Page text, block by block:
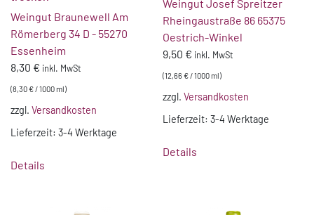
Weingut Braunewell Am
Römerberg 34 D - 55270
Essenheim
8,30 € inkl. MwSt
(8,30€/1000ml)
zzgl. Versandkosten
Lieferzeit: 3-4 Werktage
Details
Weingut Josef Spreitzer
Rheingaustraße 86 65375
Oestrich-Winkel
9,50 € inkl. MwSt
(12,66€/1000ml)
zzgl.Versandkosten
Lieferzeit:3-4 Werktage
Details